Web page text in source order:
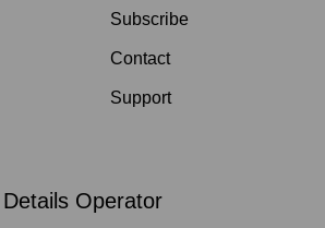
Subscribe
Contact
Support
Operator